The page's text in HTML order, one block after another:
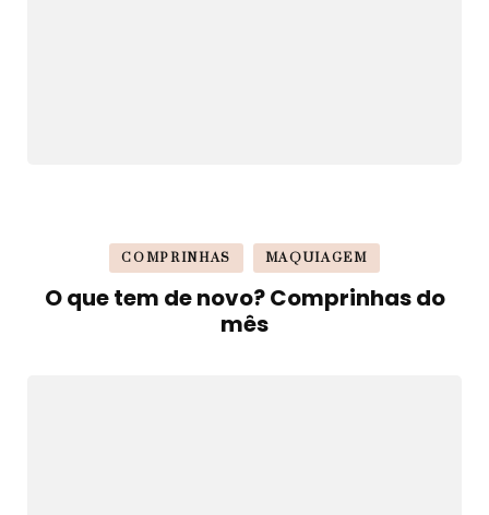
COMPRINHAS MAQUIAGEM
O que tem de novo? Comprinhas do
mês